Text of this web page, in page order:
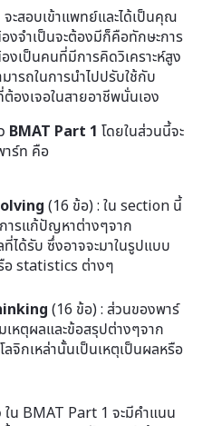
อบเข้าแพทย์และได้เป็นคุณ
จำเป็นจะต้องมีก็คือทักษะการ
งเป็นคนที่มีการคิดวิเคราะห์สูง
ารถในการนำไปปรับใช้กับ
องเจอในสายอาชีพนั่นเอง
BMAT Part 1 โดยในส่วนนี้จะ
ร์ท คือ
(16 ข้อ) : ใน section นี้
ารแก้ปัญหาต่างๆจาก
ได้รับ ซึ่งอาจจะมาในรูปแบบ
อ statistics ต่างๆ
(16 ข้อ) : ส่วนของพาร์
หตุผลและข้อสรุปต่างๆจาก
ลจิกเหล่านั้นเป็นเหตุเป็นผลหรือ
BMAT Part 1 จะมีคำแนน